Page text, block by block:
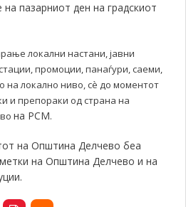
пазарниот ден на градскиот
локални настани, јавни
промоции, панаѓури, саеми,
на локално ниво, сѐ до моментот
и препораки од страна на
на РСМ.
на Општина Делчево беа
на Општина Делчево и на